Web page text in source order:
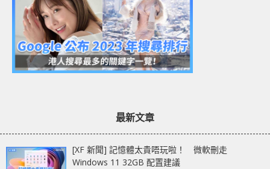
最新文章
[XF 新聞] 記憶體太貴唔玩啦！ 微軟刪走
Windows 11 32GB 配置建議